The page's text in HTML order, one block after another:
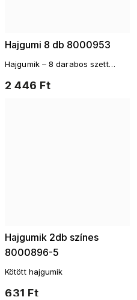
Hajgumi 8 db 8000953
2 446 Ft
Hajgumik – 8 darabos szett
Hajgumik 2db színes
8000896-5
631 Ft
Kötött hajgumik